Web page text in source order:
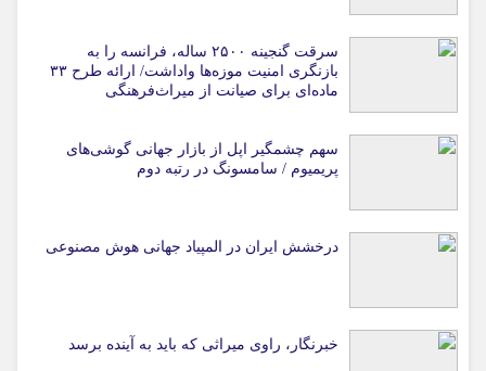
سرقت گنجینه ۲۵۰۰ ساله، فرانسه را به
بازنگری امنیت موزه‌ها واداشت/ ارائه طرح ۳۳
ماده‌ای برای صیانت از میراث‌فرهنگی
سهم چشمگیر اپل از بازار جهانی گوشی‌های
پریمیوم / سامسونگ در رتبه دوم
درخشش ایران در المپیاد جهانی هوش مصنوعی
خبرنگار، راوی میراثی که باید به آینده برسد